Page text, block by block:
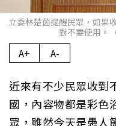
立委林楚茵提醒民眾，如果
對不要使用。
A+ A-
近來有不少民眾收到
國，內容物都是彩色
眾，雖然今天是愚人